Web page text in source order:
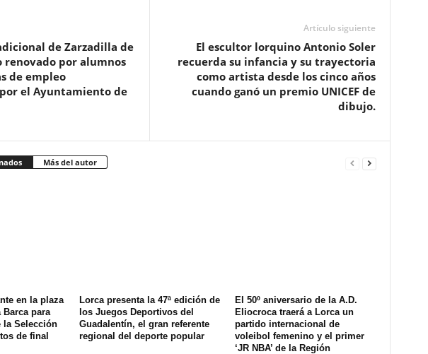
de Zarzadilla de
renovado por alumnos
de empleo
el Ayuntamiento de
Artículo siguiente
El escultor lorquino Antonio Soler
recuerda su infancia y su trayectoria
como artista desde los cinco años
cuando ganó un premio UNICEF de
dibujo.
Más del autor
en la plaza
para
Selección
de final
Lorca presenta la 47ª edición de
los Juegos Deportivos del
Guadalentín, el gran referente
regional del deporte popular
El 50º aniversario de la A.D.
Eliocroca traerá a Lorca un
partido internacional de
voleibol femenino y el primer
‘JR NBA’ de la Región